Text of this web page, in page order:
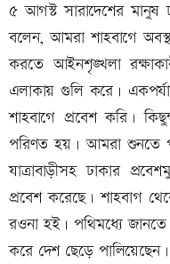
৫ আগস্ট সারাদেশের মানুষ
বলেন, আমরা শাহবাগে
করতে আইনশৃঙ্খলা
এলাকায় গুলি করে।
শাহবাগে প্রবেশ করি।
পরিণত হয়। আমরা শুনতে
যাত্রাবাড়ীসহ ঢাকার
প্রবেশ করেছে। শাহবাগ
রওনা হই। পথিমধ্যে জানতে
করে দেশ ছেড়ে